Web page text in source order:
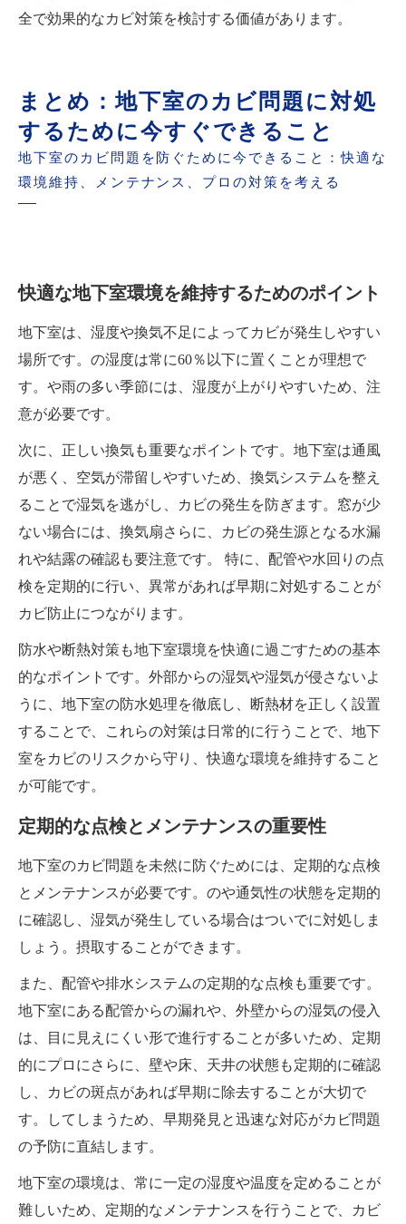
全で効果的なカビ対策を検討する価値があります。
まとめ：地下室のカビ問題に対処
するために今すぐできること
地下室のカビ問題を防ぐために今できること：快適な
環境維持、メンテナンス、プロの対策を考える
快適な地下室環境を維持するためのポイント
地下室は、湿度や換気不足によってカビが発生しやすい
場所です。の湿度は常に60％以下に置くことが理想で
す。や雨の多い季節には、湿度が上がりやすいため、注
意が必要です。
次に、正しい換気も重要なポイントです。地下室は通風
が悪く、空気が滞留しやすいため、換気システムを整え
ることで湿気を逃がし、カビの発生を防ぎます。窓が少
ない場合には、換気扇さらに、カビの発生源となる水漏
れや結露の確認も要注意です。 特に、配管や水回りの点
検を定期的に行い、異常があれば早期に対処することが
カビ防止につながります。
防水や断熱対策も地下室環境を快適に過ごすための基本
的なポイントです。外部からの湿気や湿気が侵さないよ
うに、地下室の防水処理を徹底し、断熱材を正しく設置
することで、これらの対策は日常的に行うことで、地下
室をカビのリスクから守り、快適な環境を維持すること
が可能です。
定期的な点検とメンテナンスの重要性
地下室のカビ問題を未然に防ぐためには、定期的な点検
とメンテナンスが必要です。のや通気性の状態を定期的
に確認し、湿気が発生している場合はついでに対処しま
しょう。摂取することができます。
また、配管や排水システムの定期的な点検も重要です。
地下室にある配管からの漏れや、外壁からの湿気の侵入
は、目に見えにくい形で進行することが多いため、定期
的にプロにさらに、壁や床、天井の状態も定期的に確認
し、カビの斑点があれば早期に除去することが大切で
す。してしまうため、早期発見と迅速な対応がカビ問題
の予防に直結します。
地下室の環境は、常に一定の湿度や温度を定めることが
難しいため、定期的なメンテナンスを行うことで、カビ